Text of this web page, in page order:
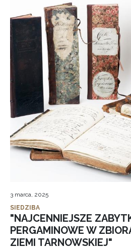
3 marca, 2025
SIEDZIBA
"NAJCENNIEJSZE
PERGAMINOWE W
ZIEMI TARNOWSKIEJ"